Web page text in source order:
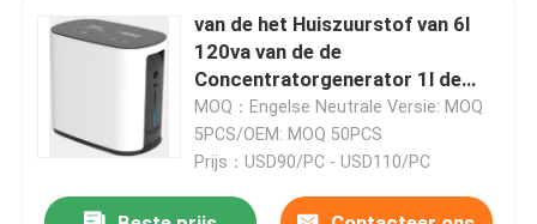
Verzoek om een Citaat
De Concentrator van de huiszuurstof
Medische Zuurstofconcentrator
van de het Huiszuurstof van 6l
120va van de de
Concentratorgenerator 1l de
Machine van O2 voor Huis
MOQ：Engelse Neutrale Versie: MOQ
5PCS/OEM: MOQ 50PCS
Prijs：USD90/PC - USD110/PC